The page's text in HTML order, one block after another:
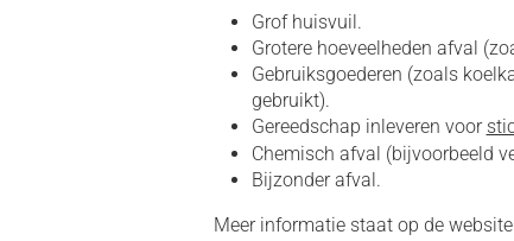
Grof huisvuil.
Grotere hoeveelheden afval
Gebruiksgoederen (zoals
gebruikt).
Gereedschap inleveren voor
Chemisch afval (bijvoorbeeld
Bijzonder afval.
Meer informatie staat op de website